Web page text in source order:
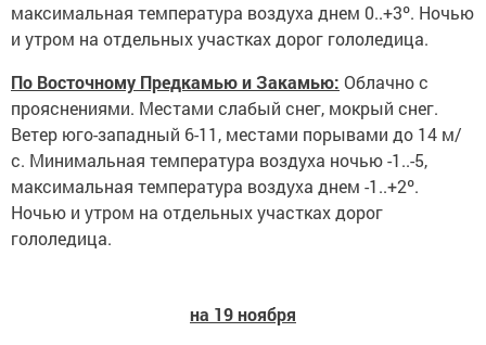
максимальная температура воздуха днем 0..+3º. Ночью
и утром на отдельных участках дорог гололедица.
По Восточному Предкамью и Закамью: Облачно с
прояснениями. Местами слабый снег, мокрый снег.
Ветер юго-западный 6-11, местами порывами до 14 м/
с. Минимальная температура воздуха ночью -1..-5,
максимальная температура воздуха днем -1..+2º.
Ночью и утром на отдельных участках дорог
гололедица.
на 19 ноября